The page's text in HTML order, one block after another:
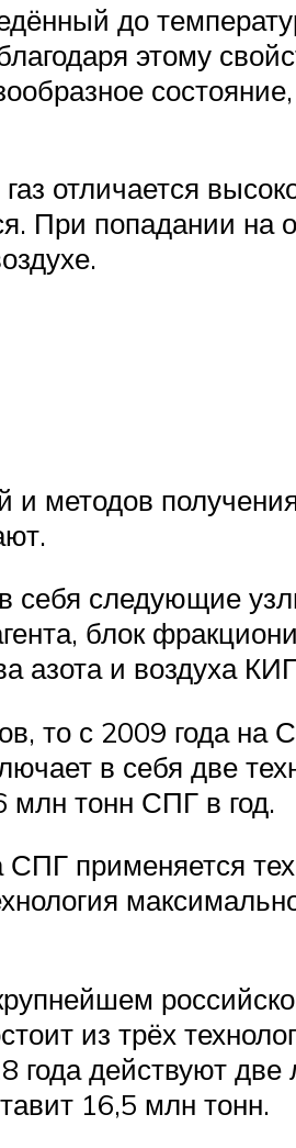
до
этому
отличается
При попадании на
методов
следующие
блок
азота и воздуха
то с 2009 года на
в себя две
млн тонн СПГ в год.
применяется
из трёх
действуют две
16,5 млн тонн.